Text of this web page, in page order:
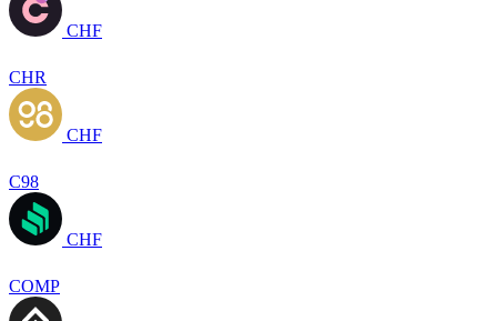
CHF
CHR
CHF
C98
CHF
COMP